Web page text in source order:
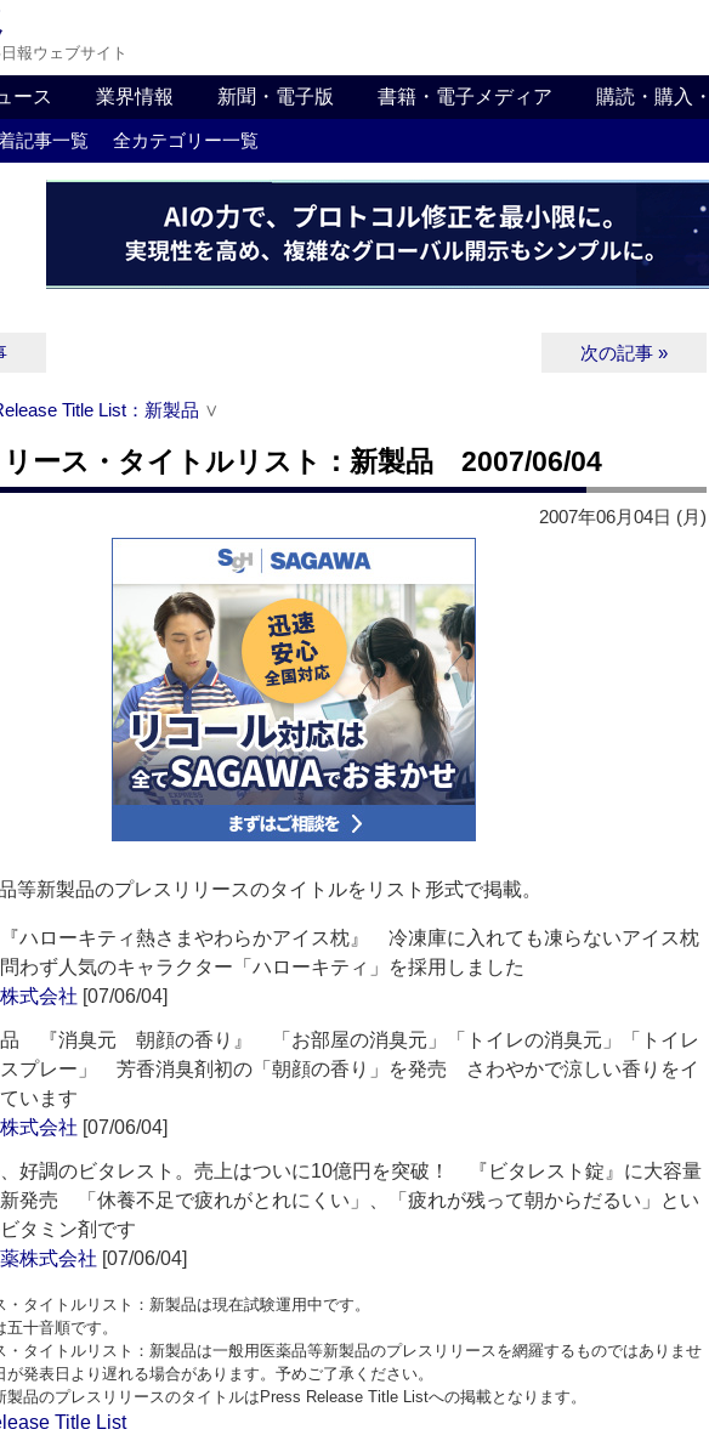
報ウェブサイト
ース 業界情報 新聞・電子版 書籍・電子メディア 購読・購入
記事一覧 全カテゴリー一覧
次の記事 »
Title List：新製品 ∨
ース・タイトルリスト：新製品 2007/06/04
2007年06月04日 (月)
等新製品のプレスリリースのタイトルをリスト形式で掲載。
ハローキティ熱さまやわらかアイス枕』 冷凍庫に入れても凍らないアイス枕
わず人気のキャラクター「ハローキティ」を採用しました
式会社 [07/06/04]
『消臭元 朝顔の香り』 「お部屋の消臭元」「トイレの消臭元」「トイレ
プレー」 芳香消臭剤初の「朝顔の香り」を発売 さわやかで涼しい香りをイ
います
式会社 [07/06/04]
好調のビタレスト。売上はついに10億円を突破！ 『ビタレスト錠』に大容量
発売 「休養不足で疲れがとれにくい」、「疲れが残って朝からだるい」とい
タミン剤です
株式会社 [07/06/04]
・タイトルリスト：新製品は現在試験運用中です。
十音順です。
・タイトルリスト：新製品は一般用医薬品等新製品のプレスリリースを網羅するものではありませ
が発表日より遅れる場合があります。予めご了承ください。
製品のプレスリリースのタイトルはPress Release Title Listへの掲載となります。
Title List